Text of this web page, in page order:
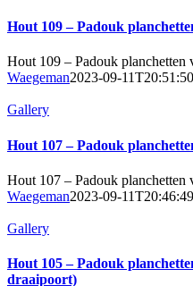
Hout 109 – Padouk
Hout 109 – Padouk planchetten
Waegeman2023-09-
Gallery
Hout 107 – Padouk
Hout 107 – Padouk planchetten
Waegeman2023-09-
Gallery
Hout 105 – Padouk
draaipoort)